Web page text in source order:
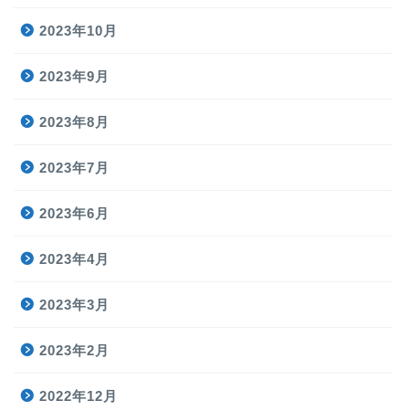
2023年10月
2023年9月
2023年8月
2023年7月
2023年6月
2023年4月
2023年3月
2023年2月
2022年12月